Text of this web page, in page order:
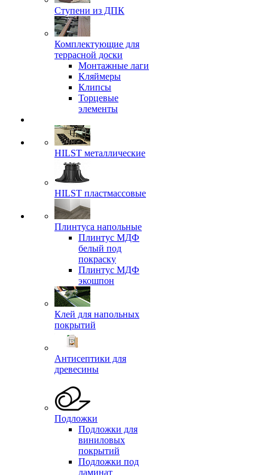
Ступени из ДПК
Комплектующие для
террасной доски
Монтажные лаги
Кляймеры
Клипсы
Торцевые
элементы
HILST металлические
HILST пластмассовые
Плинтуса напольные
Плинтус МДФ
белый под
покраску
Плинтус МДФ
экошпон
Клей для напольных
покрытий
Антисептики для
древесины
Подложки
Подложки для
виниловых
покрытий
Подложки под
ламинат